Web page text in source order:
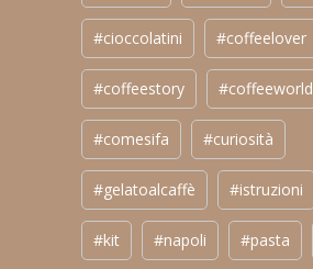
#cioccolatini #coffeelover
#coffeestory #coffeeworld
#comesifa #curiosità
#gelatoalcaffè #istruzioni
#kit #napoli #pasta